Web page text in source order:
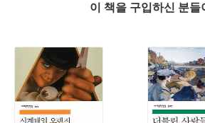
이 책을 구입하신 분